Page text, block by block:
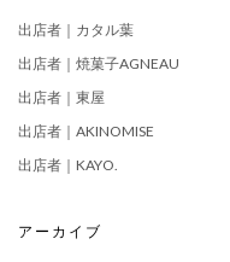
出店者｜カタル葉
出店者｜焼菓子AGNEAU
出店者｜東屋
出店者｜AKINOMISE
出店者｜KAYO.
アーカイブ